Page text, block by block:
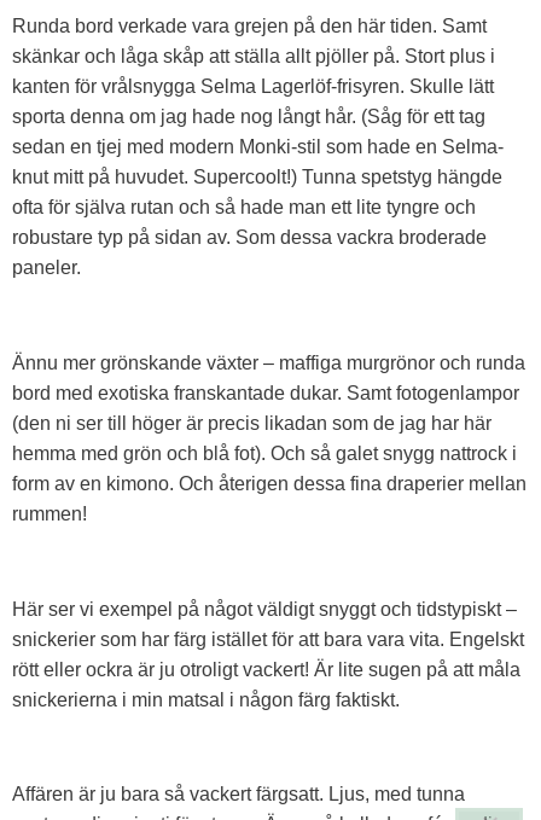
Runda bord verkade vara grejen på den här tiden. Samt
skänkar och låga skåp att ställa allt pjöller på. Stort plus i
kanten för vrålsnygga Selma Lagerlöf-frisyren. Skulle lätt
sporta denna om jag hade nog långt hår. (Såg för ett tag
sedan en tjej med modern Monki-stil som hade en Selma-
knut mitt på huvudet. Supercoolt!) Tunna spetstyg hängde
ofta för själva rutan och så hade man ett lite tyngre och
robustare typ på sidan av. Som dessa vackra broderade
paneler.
Ännu mer grönskande växter – maffiga murgrönor och runda
bord med exotiska franskantade dukar. Samt fotogenlampor
(den ni ser till höger är precis likadan som de jag har här
hemma med grön och blå fot). Och så galet snygg nattrock i
form av en kimono. Och återigen dessa fina draperier mellan
rummen!
Här ser vi exempel på något väldigt snyggt och tidstypiskt –
snickerier som har färg istället för att bara vara vita. Engelskt
rött eller ockra är ju otroligt vackert! Är lite sugen på att måla
snickerierna i min matsal i någon färg faktiskt.
Affären är ju bara så vackert färgsatt. Ljus, med tunna